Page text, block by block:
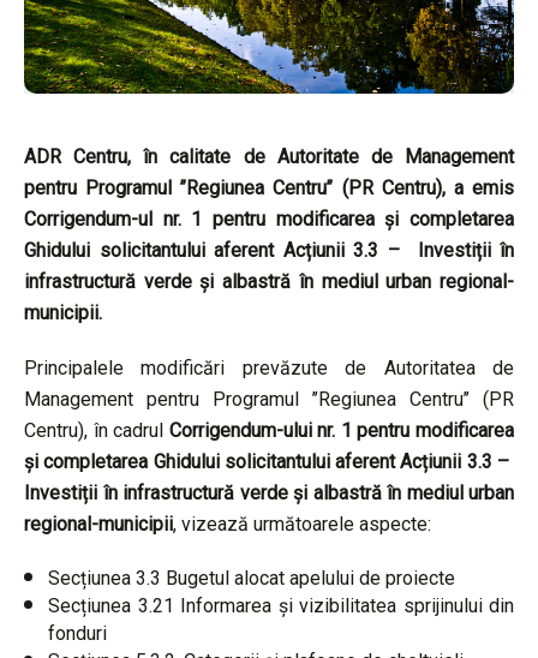
ADR Centru, în calitate de Autoritate de Management
pentru Programul ’’Regiunea Centru’’ (PR Centru), a emis
Corrigendum-ul nr. 1 pentru modificarea și completarea
Ghidului solicitantului aferent Acțiunii 3.3 – Investiții în
infrastructură verde și albastră în mediul urban regional-
municipii.
Principalele modificări prevăzute de Autoritatea de
Management pentru Programul ’’Regiunea Centru’’ (PR
Centru), în cadrul Corrigendum-ului nr. 1 pentru modificarea
și completarea Ghidului solicitantului aferent Acțiunii 3.3 –
Investiții în infrastructură verde și albastră în mediul urban
regional-municipii, vizează următoarele aspecte:
Secțiunea 3.3 Bugetul alocat apelului de proiecte
Secțiunea 3.21 Informarea și vizibilitatea sprijinului din
fonduri